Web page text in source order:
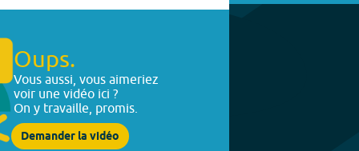
Oups.
Vous aussi, vous aimeriez
voir une vidéo ici ?
On y travaille, promis.
Demander la vidéo